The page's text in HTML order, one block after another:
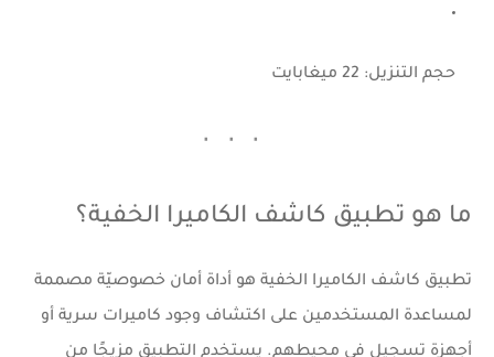
حجم التنزيل:
ما هو تطبيق كاشف الكاميرا الخفية؟
تطبيق كاشف الكاميرا الخفية هو أداة أمان خصوصيّة مصممة
لمساعدة المستخدمين على اكتشاف وجود كاميرات سرية أو
أجهزة تسجيل في محيطهم. يستخدم التطبيق مزيجًا من